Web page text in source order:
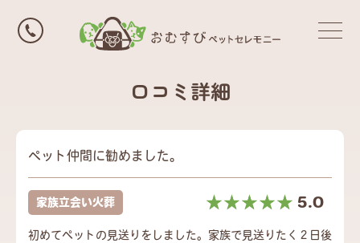
口コミ詳細
ペット仲間に勧めました。
家族立会い火葬 ☆☆☆☆☆
★★★★★ 5.0
初めてペットの見送りをしました。家族で見送りたく２日後